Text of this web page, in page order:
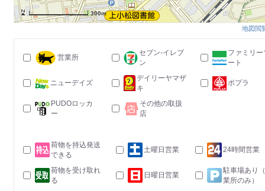
300m
地図閲
営業所
セブン-イレブ
ン
ファミリー
ート
ニューデイズ
デイリーヤマザ
キ
ポプラ
PUDOロッカ
ー
その他の取扱
店
荷物を持込発送
できる
土曜日営業 24時間営業
荷物を受け取れ
る
日曜日営業
駐車場あり
業所のみ）